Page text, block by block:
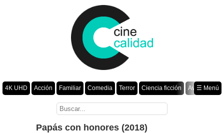
4K UHD Acción Familiar Comedia Terror Ciencia ficción
Aventura
Romance Fantasía Drama Animación Crimen
☰ Menú
Papás con honores (2018)